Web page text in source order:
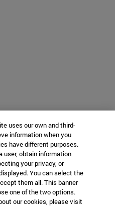
uses our own and third-
information when you
have different purposes.
user, obtain information
your privacy, or
You can select the
them all. This banner
one of the two options.
our cookies, please visit